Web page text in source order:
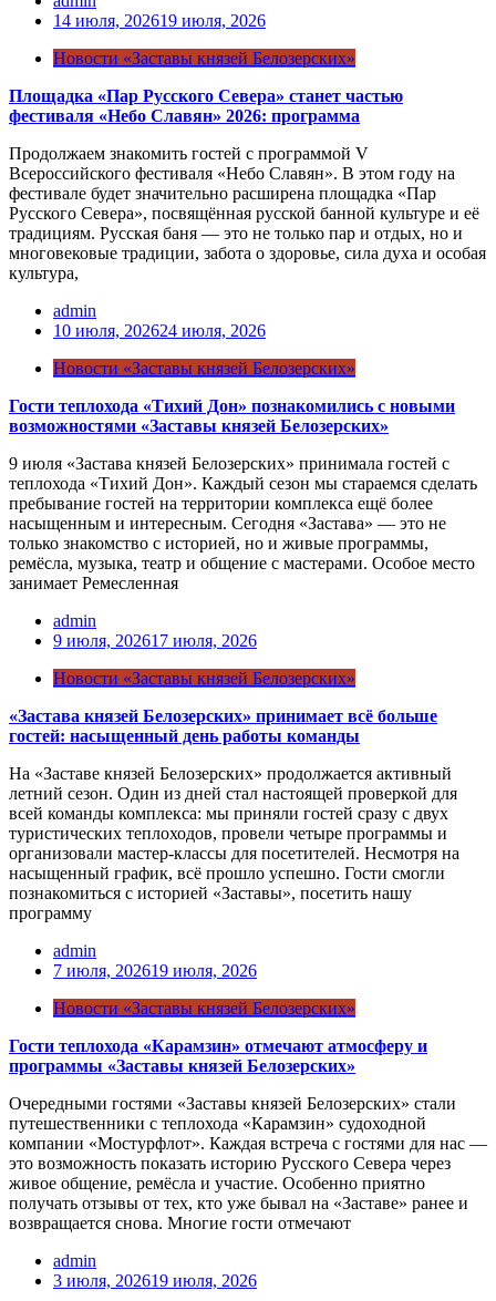
14 июля, 202619 июля, 2026
Новости «Заставы князей Белозерских»
Площадка «Пар Русского Севера» станет частью
фестиваля «Небо Славян» 2026: программа
Продолжаем знакомить гостей с программой V
Всероссийского фестиваля «Небо Славян». В этом году на
фестивале будет значительно расширена площадка «Пар
Русского Севера», посвящённая русской банной культуре и её
традициям. Русская баня — это не только пар и отдых, но и
многовековые традиции, забота о здоровье, сила духа и особая
культура,
admin
10 июля, 202624 июля, 2026
Новости «Заставы князей Белозерских»
Гости теплохода «Тихий Дон» познакомились с новыми
возможностями «Заставы князей Белозерских»
9 июля «Застава князей Белозерских» принимала гостей с
теплохода «Тихий Дон». Каждый сезон мы стараемся сделать
пребывание гостей на территории комплекса ещё более
насыщенным и интересным. Сегодня «Застава» — это не
только знакомство с историей, но и живые программы,
ремёсла, музыка, театр и общение с мастерами. Особое место
занимает Ремесленная
admin
9 июля, 202617 июля, 2026
Новости «Заставы князей Белозерских»
«Застава князей Белозерских» принимает всё больше
гостей: насыщенный день работы команды
На «Заставе князей Белозерских» продолжается активный
летний сезон. Один из дней стал настоящей проверкой для
всей команды комплекса: мы приняли гостей сразу с двух
туристических теплоходов, провели четыре программы и
организовали мастер-классы для посетителей. Несмотря на
насыщенный график, всё прошло успешно. Гости смогли
познакомиться с историей «Заставы», посетить нашу
программу
admin
7 июля, 202619 июля, 2026
Новости «Заставы князей Белозерских»
Гости теплохода «Карамзин» отмечают атмосферу и
программы «Заставы князей Белозерских»
Очередными гостями «Заставы князей Белозерских» стали
путешественники с теплохода «Карамзин» судоходной
компании «Мостурфлот». Каждая встреча с гостями для нас —
это возможность показать историю Русского Севера через
живое общение, ремёсла и участие. Особенно приятно
получать отзывы от тех, кто уже бывал на «Заставе» ранее и
возвращается снова. Многие гости отмечают
admin
3 июля, 202619 июля, 2026